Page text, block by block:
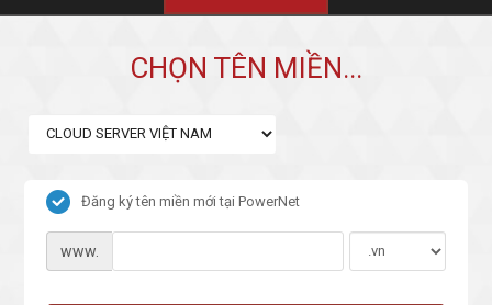
CHỌN TÊN MIỀN...
Đăng ký tên miền mới tại PowerNet
www.